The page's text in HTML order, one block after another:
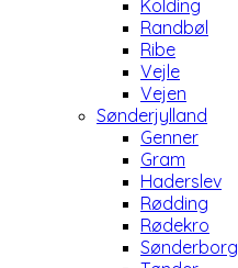
Kolding
Randbøl
Ribe
Vejle
Vejen
Sønderjylland
Genner
Gram
Haderslev
Rødding
Rødekro
Sønderborg